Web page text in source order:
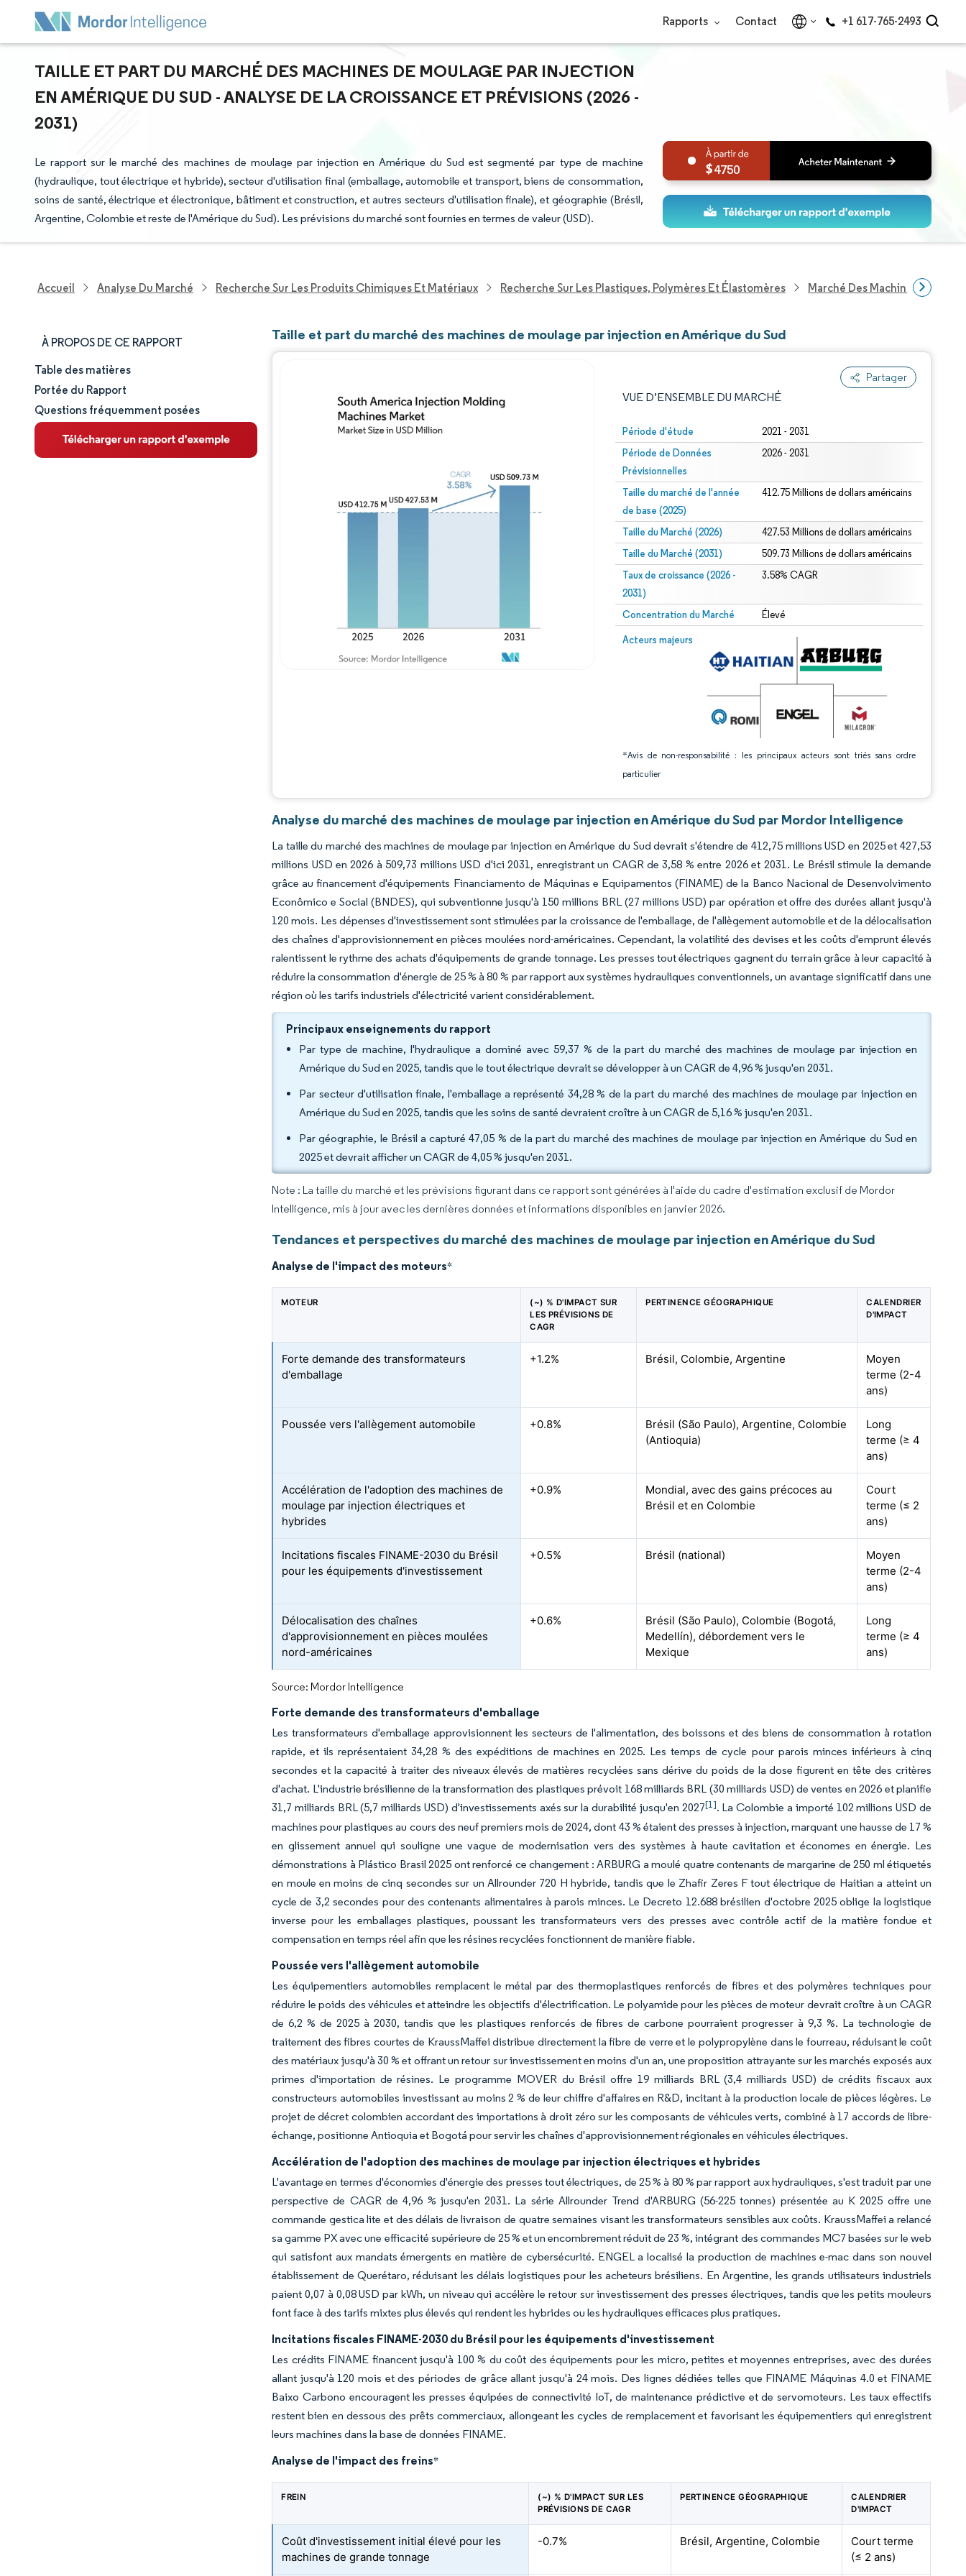
Rapports Contact +1 617-765-2493
TAILLE ET PART DU MARCHÉ DES MACHINES DE MOULAGE PAR INJECTION
EN AMÉRIQUE DU SUD - ANALYSE DE LA CROISSANCE ET PRÉVISIONS (2026 -
2031)
Le rapport sur le marché des machines de moulage par injection en Amérique du Sud est segmenté par type de machine
(hydraulique, tout électrique et hybride), secteur d'utilisation final (emballage, automobile et transport, biens de consommation,
soins de santé, électrique et électronique, bâtiment et construction, et autres secteurs d'utilisation finale), et géographie (Brésil,
Argentine, Colombie et reste de l'Amérique du Sud). Les prévisions du marché sont fournies en termes de valeur (USD).
4750
Accueil Analyse Du Marché Recherche Sur Les Produits Chimiques Et Matériaux Recherche Sur Les Plastiques, Polymères Et Élastomères Marché Des Machines De
À PROPOS DE CE RAPPORT
Taille et part de marché
Analyse du marché
Tendances et perspectives
Table des matières
Portée du Rapport
Questions fréquemment posées
Taille et part du marché des machines de moulage par injection en Amérique du Sud
Partager
VUE D’ENSEMBLE DU MARCHÉ
Période d'étude 2021 - 2031
Période de Données
Prévisionnelles
2026 - 2031
Taille du marché de l'année
de base (2025)
412.75 Millions de dollars américains
Taille du Marché (2026) 427.53 Millions de dollars américains
Taille du Marché (2031) 509.73 Millions de dollars américains
Taux de croissance (2026 -
2031)
3.58% CAGR
Concentration du Marché Élevé
Acteurs majeurs
*Avis de non-responsabilité : les principaux acteurs sont triés sans ordre
particulier
Image © Mordor Intelligence. La réutilisation nécessite une attribution sous CC BY 4.0.
Image © Mordor Intelligence. La réutilisation nécessite une attribution sous CC BY 4.0.
Analyse du marché des machines de moulage par injection en Amérique du Sud par Mordor Intelligence
La taille du marché des machines de moulage par injection en Amérique du Sud devrait s'étendre de 412,75 millions USD en 2025 et 427,53
millions USD en 2026 à 509,73 millions USD d'ici 2031, enregistrant un CAGR de 3,58 % entre 2026 et 2031. Le Brésil stimule la demande
grâce au financement d'équipements Financiamento de Máquinas e Equipamentos (FINAME) de la Banco Nacional de Desenvolvimento
Econômico e Social (BNDES), qui subventionne jusqu'à 150 millions BRL (27 millions USD) par opération et offre des durées allant jusqu'à
120 mois. Les dépenses d'investissement sont stimulées par la croissance de l'emballage, de l'allègement automobile et de la délocalisation
des chaînes d'approvisionnement en pièces moulées nord-américaines. Cependant, la volatilité des devises et les coûts d'emprunt élevés
ralentissent le rythme des achats d'équipements de grande tonnage. Les presses tout électriques gagnent du terrain grâce à leur capacité à
réduire la consommation d'énergie de 25 % à 80 % par rapport aux systèmes hydrauliques conventionnels, un avantage significatif dans une
région où les tarifs industriels d'électricité varient considérablement.
Principaux enseignements du rapport
Par type de machine, l'hydraulique a dominé avec 59,37 % de la part du marché des machines de moulage par injection en
Amérique du Sud en 2025, tandis que le tout électrique devrait se développer à un CAGR de 4,96 % jusqu'en 2031.
Par secteur d'utilisation finale, l'emballage a représenté 34,28 % de la part du marché des machines de moulage par injection en
Amérique du Sud en 2025, tandis que les soins de santé devraient croître à un CAGR de 5,16 % jusqu'en 2031.
Par géographie, le Brésil a capturé 47,05 % de la part du marché des machines de moulage par injection en Amérique du Sud en
2025 et devrait afficher un CAGR de 4,05 % jusqu'en 2031.
Note : La taille du marché et les prévisions figurant dans ce rapport sont générées à l'aide du cadre d'estimation exclusif de Mordor
Intelligence, mis à jour avec les dernières données et informations disponibles en janvier 2026.
Tendances et perspectives du marché des machines de moulage par injection en Amérique du Sud
Analyse de l'impact des moteurs*
MOTEUR
(~) % D'IMPACT SUR
LES PRÉVISIONS DE
CAGR
PERTINENCE GÉOGRAPHIQUE
CALENDRIER
D'IMPACT
Forte demande des transformateurs
d'emballage
+1.2% Brésil, Colombie, Argentine
Moyen
terme (2-4
ans)
Poussée vers l'allègement automobile +0.8%
Brésil (São Paulo), Argentine, Colombie
(Antioquia)
Long
terme (≥ 4
ans)
Accélération de l'adoption des machines de
moulage par injection électriques et
hybrides
+0.9%
Mondial, avec des gains précoces au
Brésil et en Colombie
Court
terme (≤ 2
ans)
Incitations fiscales FINAME-2030 du Brésil
pour les équipements d'investissement
+0.5% Brésil (national)
Moyen
terme (2-4
ans)
Délocalisation des chaînes
d'approvisionnement en pièces moulées
nord-américaines
+0.6%
Brésil (São Paulo), Colombie (Bogotá,
Medellín), débordement vers le
Mexique
Long
terme (≥ 4
ans)
Source: Mordor Intelligence
Forte demande des transformateurs d'emballage
Les transformateurs d'emballage approvisionnent les secteurs de l'alimentation, des boissons et des biens de consommation à rotation
rapide, et ils représentaient 34,28 % des expéditions de machines en 2025. Les temps de cycle pour parois minces inférieurs à cinq
secondes et la capacité à traiter des niveaux élevés de matières recyclées sans dérive du poids de la dose figurent en tête des critères
d'achat. L'industrie brésilienne de la transformation des plastiques prévoit 168 milliards BRL (30 milliards USD) de ventes en 2026 et planifie
31,7 milliards BRL (5,7 milliards USD) d'investissements axés sur la durabilité jusqu'en 2027[1]. La Colombie a importé 102 millions USD de
machines pour plastiques au cours des neuf premiers mois de 2024, dont 43 % étaient des presses à injection, marquant une hausse de 17 %
en glissement annuel qui souligne une vague de modernisation vers des systèmes à haute cavitation et économes en énergie. Les
démonstrations à Plástico Brasil 2025 ont renforcé ce changement : ARBURG a moulé quatre contenants de margarine de 250 ml étiquetés
en moule en moins de cinq secondes sur un Allrounder 720 H hybride, tandis que le Zhafir Zeres F tout électrique de Haitian a atteint un
cycle de 3,2 secondes pour des contenants alimentaires à parois minces. Le Decreto 12.688 brésilien d'octobre 2025 oblige la logistique
inverse pour les emballages plastiques, poussant les transformateurs vers des presses avec contrôle actif de la matière fondue et
compensation en temps réel afin que les résines recyclées fonctionnent de manière fiable.
Poussée vers l'allègement automobile
Les équipementiers automobiles remplacent le métal par des thermoplastiques renforcés de fibres et des polymères techniques pour
réduire le poids des véhicules et atteindre les objectifs d'électrification. Le polyamide pour les pièces de moteur devrait croître à un CAGR
de 6,2 % de 2025 à 2030, tandis que les plastiques renforcés de fibres de carbone pourraient progresser à 9,3 %. La technologie de
traitement des fibres courtes de KraussMaffei distribue directement la fibre de verre et le polypropylène dans le fourreau, réduisant le coût
des matériaux jusqu'à 30 % et offrant un retour sur investissement en moins d'un an, une proposition attrayante sur les marchés exposés aux
primes d'importation de résines. Le programme MOVER du Brésil offre 19 milliards BRL (3,4 milliards USD) de crédits fiscaux aux
constructeurs automobiles investissant au moins 2 % de leur chiffre d'affaires en R&D, incitant à la production locale de pièces légères. Le
projet de décret colombien accordant des importations à droit zéro sur les composants de véhicules verts, combiné à 17 accords de libre-
échange, positionne Antioquia et Bogotá pour servir les chaînes d'approvisionnement régionales en véhicules électriques.
Accélération de l'adoption des machines de moulage par injection électriques et hybrides
L'avantage en termes d'économies d'énergie des presses tout électriques, de 25 % à 80 % par rapport aux hydrauliques, s'est traduit par une
perspective de CAGR de 4,96 % jusqu'en 2031. La série Allrounder Trend d'ARBURG (56-225 tonnes) présentée au K 2025 offre une
commande gestica lite et des délais de livraison de quatre semaines visant les transformateurs sensibles aux coûts. KraussMaffei a relancé
sa gamme PX avec une efficacité supérieure de 25 % et un encombrement réduit de 23 %, intégrant des commandes MC7 basées sur le web
qui satisfont aux mandats émergents en matière de cybersécurité. ENGEL a localisé la production de machines e-mac dans son nouvel
établissement de Querétaro, réduisant les délais logistiques pour les acheteurs brésiliens. En Argentine, les grands utilisateurs industriels
paient 0,07 à 0,08 USD par kWh, un niveau qui accélère le retour sur investissement des presses électriques, tandis que les petits mouleurs
font face à des tarifs mixtes plus élevés qui rendent les hybrides ou les hydrauliques efficaces plus pratiques.
Incitations fiscales FINAME-2030 du Brésil pour les équipements d'investissement
Les crédits FINAME financent jusqu'à 100 % du coût des équipements pour les micro, petites et moyennes entreprises, avec des durées
allant jusqu'à 120 mois et des périodes de grâce allant jusqu'à 24 mois. Des lignes dédiées telles que FINAME Máquinas 4.0 et FINAME
Baixo Carbono encouragent les presses équipées de connectivité IoT, de maintenance prédictive et de servomoteurs. Les taux effectifs
restent bien en dessous des prêts commerciaux, allongeant les cycles de remplacement et favorisant les équipementiers qui enregistrent
leurs machines dans la base de données FINAME.
Analyse de l'impact des freins*
FREIN
(~) % D'IMPACT SUR LES
PRÉVISIONS DE CAGR
PERTINENCE GÉOGRAPHIQUE
CALENDRIER
D'IMPACT
Coût d'investissement initial élevé pour les
machines de grande tonnage
-0.7% Brésil, Argentine, Colombie
Court terme
(≤ 2 ans)